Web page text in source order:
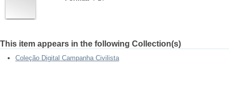
This item appears in the following Collection(s)
Coleção Digital Campanha Civilista